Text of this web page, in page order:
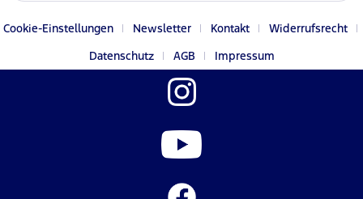
Cookie-Einstellungen Newsletter Kontakt
Widerrufsrecht
Datenschutz
AGB Impressum